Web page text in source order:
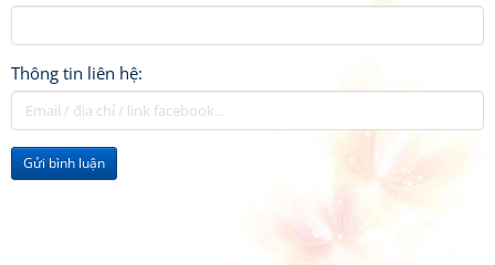
Thông tin liên hệ:
Gửi bình luận